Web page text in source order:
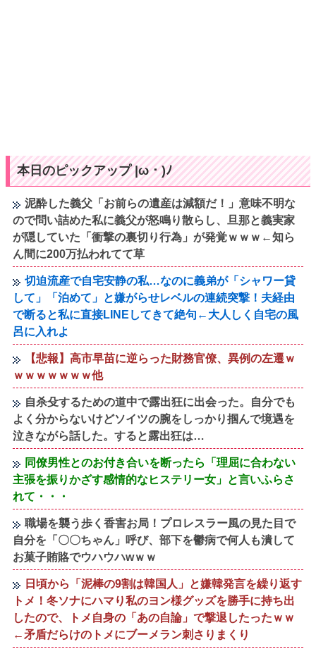
本日のピックアップ |ω・)ﾉ
泥酔した義父「お前らの遺産は減額だ！」意味不明な
ので問い詰めた私に義父が怒鳴り散らし、旦那と義実家
が隠していた「衝撃の裏切り行為」が発覚ｗｗｗ←知ら
ん間に200万払われてて草
切迫流産で自宅安静の私…なのに義弟が「シャワー貸
して」「泊めて」と嫌がらせレベルの連続突撃！夫経由
で断ると私に直接LINEしてきて絶句←大人しく自宅の風
呂に入れよ
【悲報】高市早苗に逆らった財務官僚、異例の左遷ｗ
ｗｗｗｗｗｗｗ他
自杀殳するための道中で露出狂に出会った。自分でも
よく分からないけどソイツの腕をしっかり掴んで境遇を
泣きながら話した。すると露出狂は…
同僚男性とのお付き合いを断ったら「理屈に合わない
主張を振りかざす感情的なヒステリー女」と言いふらさ
れて・・・
職場を襲う歩く香害お局！プロレスラー風の見た目で
自分を「〇〇ちゃん」呼び、部下を鬱病で何人も潰して
お菓子賄賂でウハウハwｗｗ
日頃から「泥棒の9割は韓国人」と嫌韓発言を繰り返す
トメ！冬ソナにハマり私のヨン様グッズを勝手に持ち出
したので、トメ自身の「あの自論」で撃退したったｗｗ
←矛盾だらけのトメにブーメラン刺さりまくり